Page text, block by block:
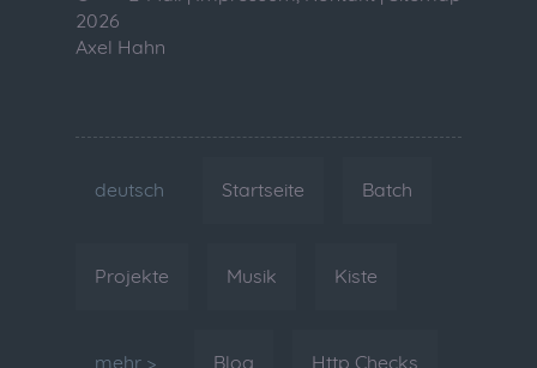
2026
Axel Hahn
deutsch Startseite Batch
Projekte Musik Kiste
mehr > Blog Http Checks